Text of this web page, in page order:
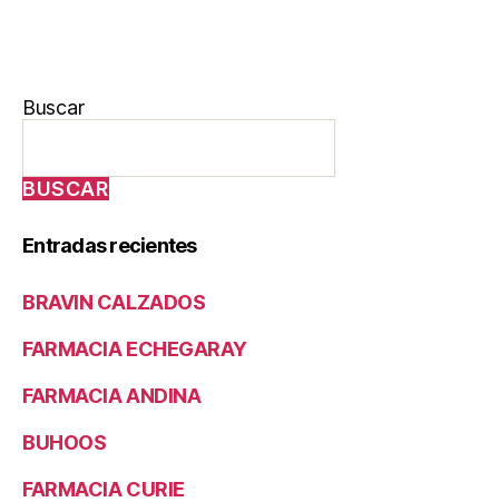
Buscar
BUSCAR
Entradas recientes
BRAVIN CALZADOS
FARMACIA ECHEGARAY
FARMACIA ANDINA
BUHOOS
FARMACIA CURIE